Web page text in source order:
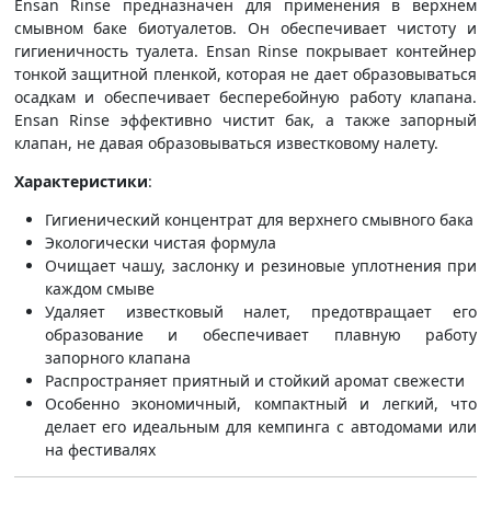
Ensan Rinse предназначен для применения в верхнем
смывном баке биотуалетов. Он обеспечивает чистоту и
гигиеничность туалета. Ensan Rinse покрывает контейнер
тонкой защитной пленкой, которая не дает образовываться
осадкам и обеспечивает бесперебойную работу клапана.
Ensan Rinse эффективно чистит бак, а также запорный
клапан, не давая образовываться известковому налету.
Характеристики:
Гигиенический концентрат для верхнего смывного бака
Экологически чистая формула
Очищает чашу, заслонку и резиновые уплотнения при
каждом смыве
Удаляет известковый налет, предотвращает его
образование и обеспечивает плавную работу
запорного клапана
Распространяет приятный и стойкий аромат свежести
Особенно экономичный, компактный и легкий, что
делает его идеальным для кемпинга с автодомами или
на фестивалях